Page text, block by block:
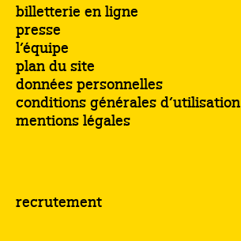
billetterie en ligne
presse
l’équipe
plan du site
données personnelles
conditions générales d’utilisation
mentions légales
recrutement